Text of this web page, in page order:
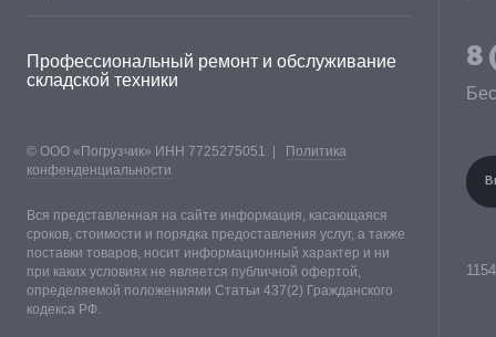
Профессиональный ремонт и обслуживание
складской техники
© ООО «Погрузчик» ИНН 7725275051 |
Политика
конфенденциальности
Вся представленная на сайте информация, касающаяся
сроков, стоимости и порядка предоставления услуг, а также
поставки товаров, носит информационный характер и ни
при каких условиях не является публичной офертой,
определяемой положениями Статьи 437(2) Гражданского
кодекса РФ.
8